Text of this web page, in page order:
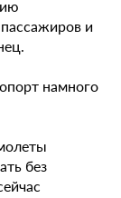
и
намного
без